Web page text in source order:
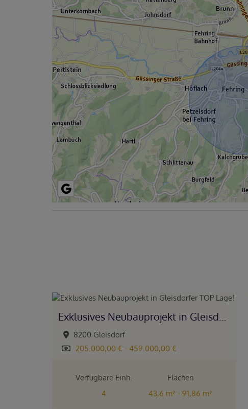
8200 Gleisdorf
205.000,00 € - 459.000,00 €
Verfügbare Einh.
4
Flächen
43,6 m² - 91,86 m²